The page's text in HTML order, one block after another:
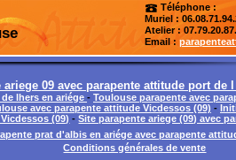
Téléphone :
Muriel :
Atelier:
Email :
ariege 09 avec parapente attitude port de
lhers en ariége - Toulouse parapente avec
avec parapente attitude Vicdessos (09) -
(09) -Site parapente ariege (09) avec
prat d'albis en ariége avec parapente
Conditions générales de vente